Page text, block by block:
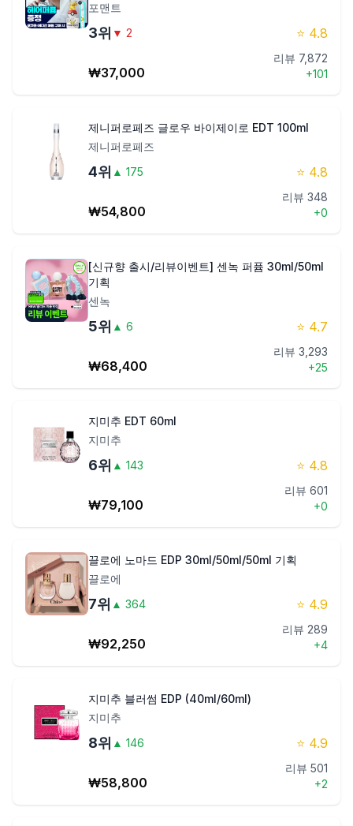
포맨트
3위 ▼ 2 ⭐ 4.8
₩37,000
리뷰 7,872
+101
제니퍼로페즈 글로우 바이제이로 EDT 100ml
제니퍼로페즈
4위 ▲ 175 ⭐ 4.8
₩54,800
리뷰 348
+0
[신규향 출시/리뷰이벤트] 센녹 퍼퓸 30ml/50ml
기획
센녹
5위 ▲ 6 ⭐ 4.7
₩68,400
리뷰 3,293
+25
지미추 EDT 60ml
지미추
6위 ▲ 143 ⭐ 4.8
₩79,100
리뷰 601
+0
끌로에 노마드 EDP 30ml/50ml/50ml 기획
끌로에
7위 ▲ 364 ⭐ 4.9
₩92,250
리뷰 289
+4
지미추 블러썸 EDP (40ml/60ml)
지미추
8위 ▲ 146 ⭐ 4.9
₩58,800
리뷰 501
+2